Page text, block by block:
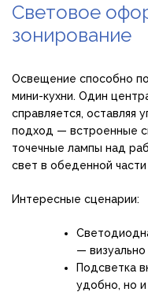
Световое
зонирование
Освещение способно
мини-кухни. Один
справляется, оставляя
подход — встроенные
точечные лампы над
свет в обеденной
Интересные сценарии:
—
Подсветка
удобно, но и